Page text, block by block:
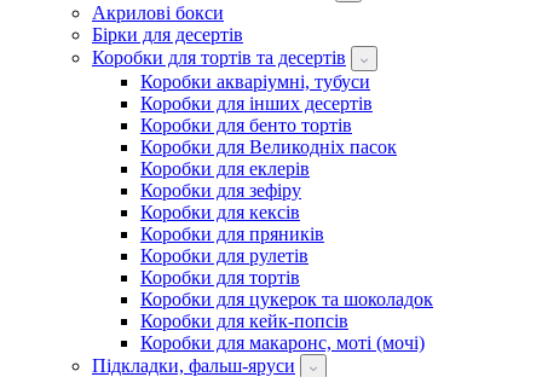
Акрилові бокси
Бірки для десертів
Коробки для тортів та десертів
Коробки акваріумні, тубуси
Коробки для інших десертів
Коробки для бенто тортів
Коробки для Великодніх пасок
Коробки для еклерів
Коробки для зефіру
Коробки для кексів
Коробки для пряників
Коробки для рулетів
Коробки для тортів
Коробки для цукерок та шоколадок
Коробки для кейк-попсів
Коробки для макаронс, моті (мочі)
Підкладки, фальш-яруси